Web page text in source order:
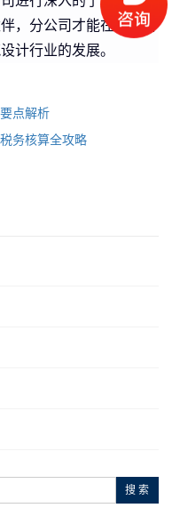
，分公司才能在加盟合
计行业的发展。
点解析
务核算全攻略
搜 索